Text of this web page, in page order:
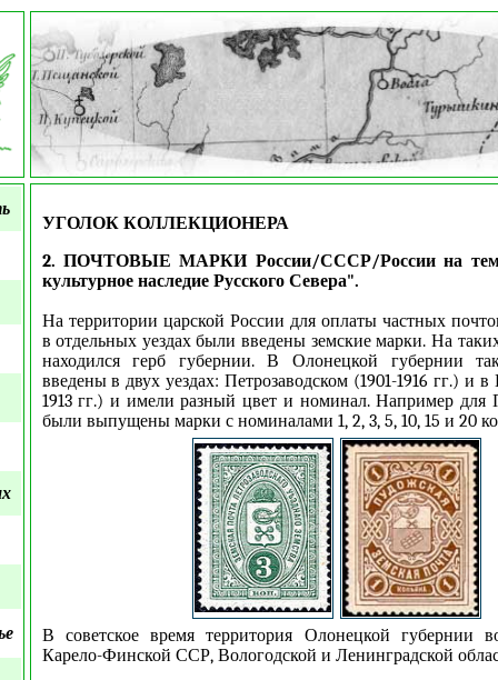
УГОЛОК КОЛЛЕКЦИОНЕРА
2. ПОЧТОВЫЕ МАРКИ России/СССР/России на
культурное наследие Русского Севера".
На территории царской России для оплаты частных
в отдельных уездах были введены земские марки. На
находился герб губернии. В Олонецкой губернии
введены в двух уездах: Петрозаводском (1901-1916 гг.) и
1913 гг.) и имели разный цвет и номинал. Например для
были выпущены марки с номиналами 1, 2, 3, 5, 10, 15 и 20
В советское время территория Олонецкой губернии
Карело-Финской ССР, Вологодской и Ленинградской